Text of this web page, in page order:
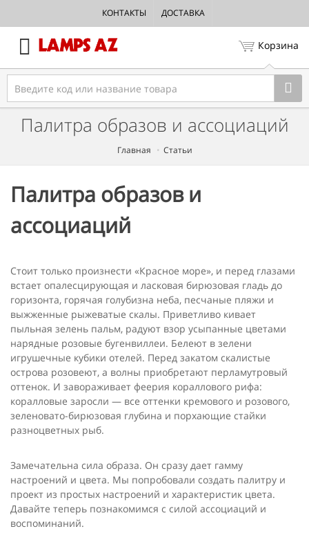
КОНТАКТЫ ДОСТАВКА
Корзина
Палитра образов и ассоциаций
Главная Статьи
Палитра образов и
ассоциаций
Стоит только произнести «Красное море», и перед глазами
встает опалесцирующая и ласковая бирюзовая гладь до
горизон­та, горячая голубизна неба, песчаные пляжи и
выжженные рыже­ватые скалы. Приветливо кивает
пыльная зелень пальм, радуют взор усыпанные цветами
нарядные розовые бугенвиллеи. Белеют в зелени
игрушечные кубики отелей. Перед закатом скалистые
острова розовеют, а волны приобретают перламутровый
отте­нок. И завораживает феерия кораллового рифа:
коралловые зарос­ли — все оттенки кремового и розового,
зеленовато-бирюзовая глубина и порхающие стайки
разноцветных рыб.
Замечательна сила образа. Он сразу дает гамму
настроений и цвета. Мы попробовали создать палитру и
проект из простых на­строений и характеристик цвета.
Давайте теперь познакомимся с силой ассоциаций и
воспоминаний.